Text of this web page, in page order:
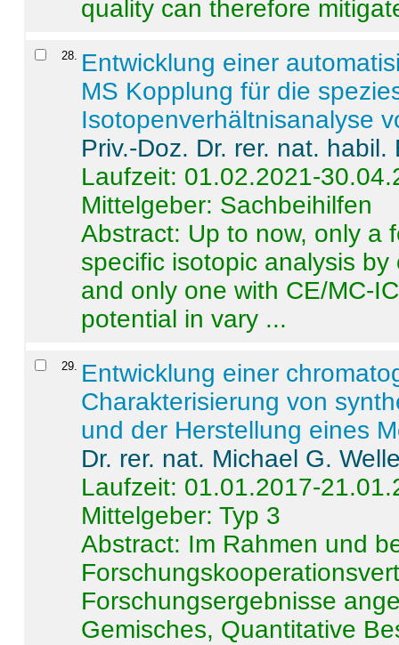
quality can therefore
28. Entwicklung einer
MS Kopplung für die
Isotopenverhältnisanalyse
Priv.-Doz. Dr. rer. nat.
Laufzeit: 01.02.2021-
Mittelgeber: Sachbeihilfen
Abstract: Up to now, only a
specific isotopic analysis
and only one with CE/MC-
potential in vary ...
29. Entwicklung einer
Charakterisierung von
und der Herstellung eines
Dr. rer. nat. Michael G.
Laufzeit: 01.01.2017-
Mittelgeber: Typ 3
Abstract: Im Rahmen und
Forschungsergebnisse
Gemisches, Quantitative